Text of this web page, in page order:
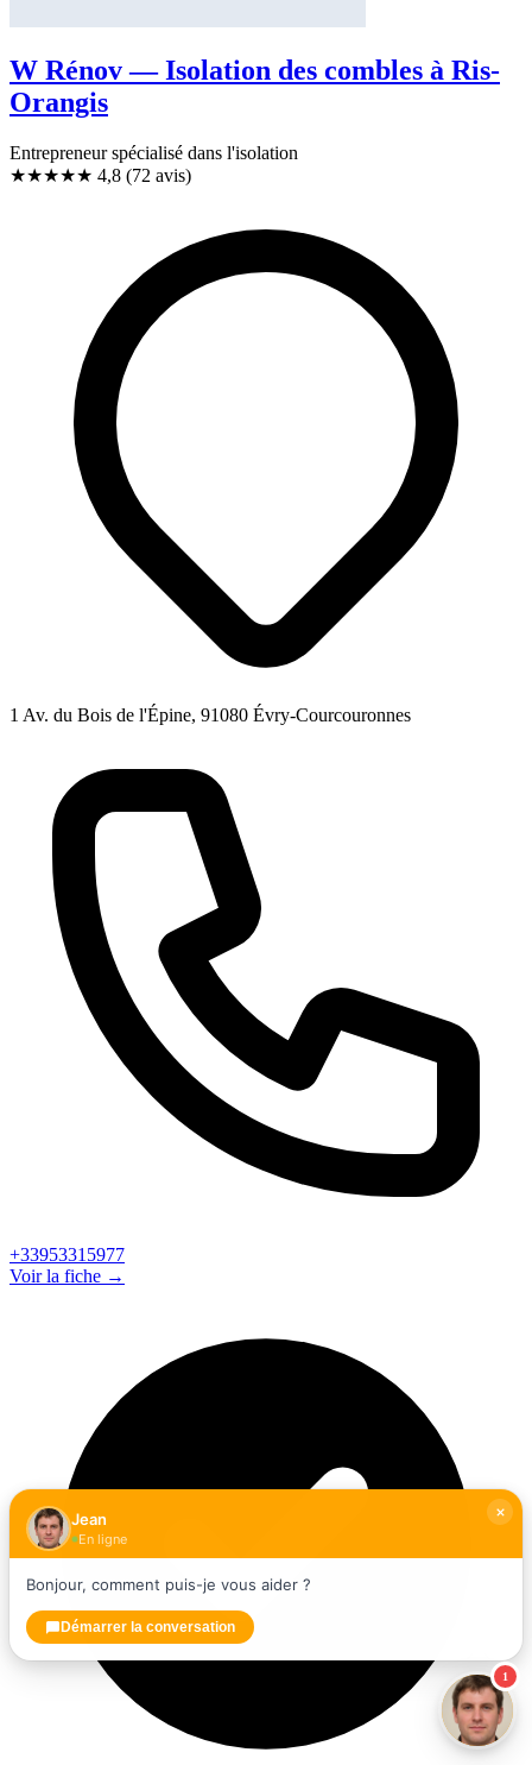
W Rénov — Isolation des combles à Ris-
Orangis
Entrepreneur spécialisé dans l'isolation
★★★★★ 4,8 (72 avis)
1 Av. du Bois de l'Épine, 91080 Évry-Courcouronnes
+33953315977
Voir la fiche →
1
Jean
En ligne
Bonjour, comment puis-je vous aider ?
Démarrer la conversation